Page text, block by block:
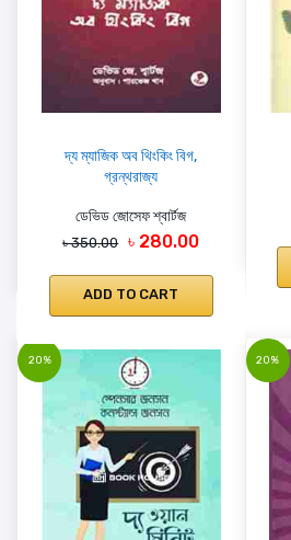
দ্য ম্যাজিক অব থিংকিং বিগ,
গ্রন্থরাজ্য
ডেভিড জোসেফ শ্বার্টজ
৳ 350.00 ৳ 280.00
ADD TO CART
20% 20%